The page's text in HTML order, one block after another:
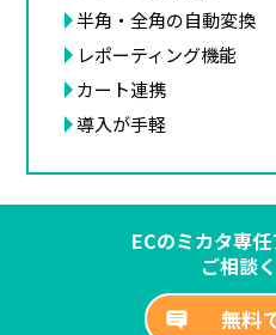
半角・全角の自動変換
レポーティング機能
カート連携
導入が手軽
ECのミカタ専
ご相談
無料